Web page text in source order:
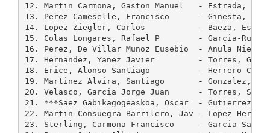
12. Martin Carmona, Gaston Manuel   - Estrada,
13. Perez Cameselle, Francisco      - Ginesta,
14. Lopez Ziegler, Carlos           - Baeza,
15. Colas Longares, Rafael P        - Garcia-Ruiz,
16. Perez, De Villar Munoz Eusebio  - Anula
17. Hernandez, Yanez Javier         - Torres,
18. Erice, Alonso Santiago          - Herrero
19. Martinez Alvira, Santiago       - Gonzalez,
20. Velasco, Garcia Jorge Juan      - Torres,
21. ***Saez Gabikagogeaskoa, Oscar  - Gutierrez
22. Martin-Consuegra Barrilero, Jav - Lopez
23. Sterling, Carmona Francisco     - Garcia-